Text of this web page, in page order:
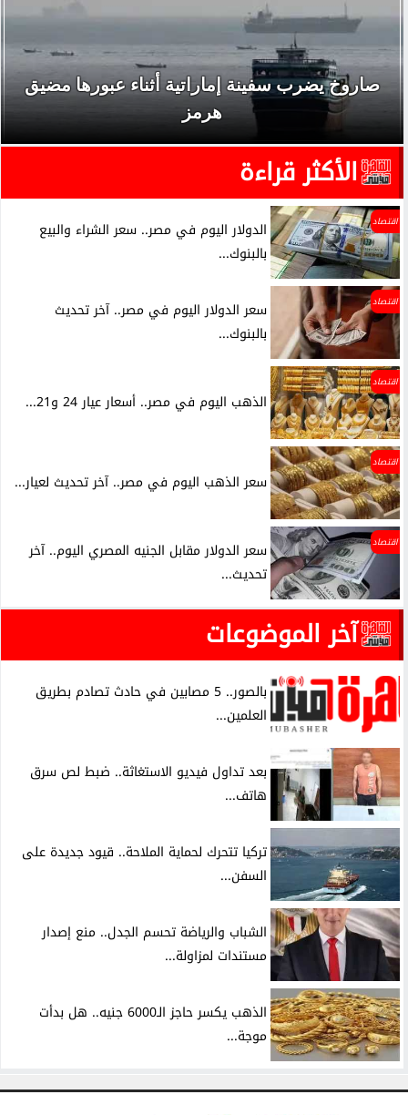
صاروخ يضرب سفينة إماراتية أثناء عبورها مضيق
هرمز
الأكثر قراءة
اقتصاد
الدولار اليوم في مصر.. سعر الشراء والبيع
بالبنوك...
اقتصاد
سعر الدولار اليوم في مصر.. آخر تحديث
بالبنوك...
اقتصاد
الذهب اليوم في مصر.. أسعار عيار 24 و21...
اقتصاد
سعر الذهب اليوم في مصر.. آخر تحديث لعيار...
اقتصاد
سعر الدولار مقابل الجنيه المصري اليوم.. آخر
تحديث...
آخر الموضوعات
بالصور.. 5 مصابين في حادث تصادم بطريق
العلمين...
بعد تداول فيديو الاستغاثة.. ضبط لص سرق
هاتف...
تركيا تتحرك لحماية الملاحة.. قيود جديدة على
السفن...
الشباب والرياضة تحسم الجدل.. منع إصدار
مستندات لمزاولة...
الذهب يكسر حاجز الـ6000 جنيه.. هل بدأت
موجة...